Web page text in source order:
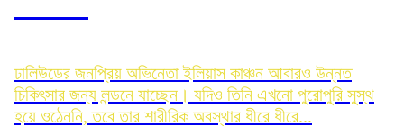
ঢালিউডের জনপ্রিয় অভিনেতা ইলিয়াস কাঞ্চন আবারও উন্নত
চিকিৎসার জন্য লন্ডনে যাচ্ছেন। যদিও তিনি এখনো পুরোপুরি সুস্থ
হয়ে ওঠেননি, তবে তার শারীরিক অবস্থার ধীরে ধীরে...